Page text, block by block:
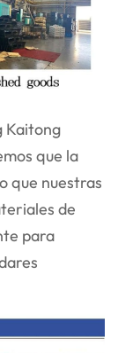
Kaitong
que la
que nuestras
de
para